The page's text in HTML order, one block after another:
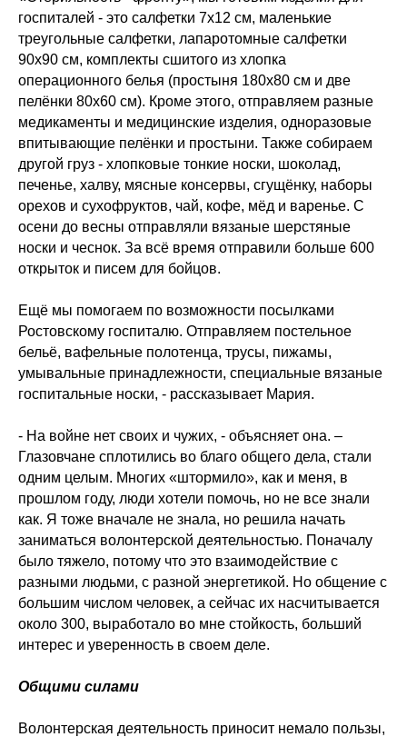
госпиталей - это салфетки 7х12 см, маленькие
треугольные салфетки, лапаротомные салфетки
90х90 см, комплекты сшитого из хлопка
операционного белья (простыня 180х80 см и две
пелёнки 80х60 см). Кроме этого, отправляем разные
медикаменты и медицинские изделия, одноразовые
впитывающие пелёнки и простыни. Также собираем
другой груз - хлопковые тонкие носки, шоколад,
печенье, халву, мясные консервы, сгущёнку, наборы
орехов и сухофруктов, чай, кофе, мёд и варенье. С
осени до весны отправляли вязаные шерстяные
носки и чеснок. За всё время отправили больше 600
открыток и писем для бойцов.
Ещё мы помогаем по возможности посылками
Ростовскому госпиталю. Отправляем постельное
бельё, вафельные полотенца, трусы, пижамы,
умывальные принадлежности, специальные вязаные
госпитальные носки, - рассказывает Мария.
- На войне нет своих и чужих, - объясняет она. –
Глазовчане сплотились во благо общего дела, стали
одним целым. Многих «штормило», как и меня, в
прошлом году, люди хотели помочь, но не все знали
как. Я тоже вначале не знала, но решила начать
заниматься волонтерской деятельностью. Поначалу
было тяжело, потому что это взаимодействие с
разными людьми, с разной энергетикой. Но общение с
большим числом человек, а сейчас их насчитывается
около 300, выработало во мне стойкость, больший
интерес и уверенность в своем деле.
Общими силами
Волонтерская деятельность приносит немало пользы,